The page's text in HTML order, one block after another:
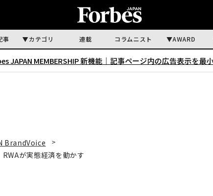
事 カテゴリ 連載 コラムニスト AWARD
JAPAN MEMBERSHIP 新機能｜ 記事ページ内の広告表示を最
BrandVoice
RWAが実態経済を動かす